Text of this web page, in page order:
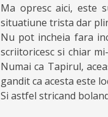
Ma opresc aici, este
situatiune trista dar
Nu pot incheia fara
scriitoricesc si chiar
Numai ca Tapirul,
gandit ca acesta este
Si astfel stricand